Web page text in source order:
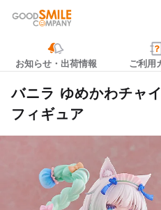
お知らせ・出荷情報 ご利用
バニラ ゆめかわチャ
フィギュア